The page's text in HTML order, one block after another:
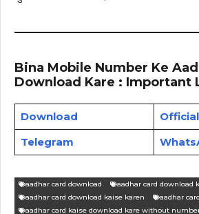
Bina Mobile Number Ke
Download Kare : Important
Download
Telegram
aadhar card download
aadhar card download
aadhar card download kaise karen
aadhar
aadhar card kaise download kare without